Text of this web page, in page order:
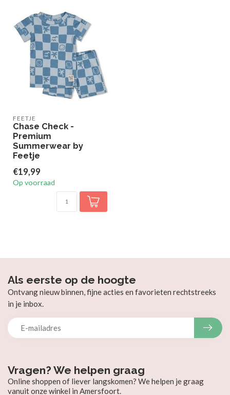
FEETJE
Chase Check -
Premium
Summerwear by
Feetje
€19,99
Op voorraad
Vragen? We helpen graag
Online shoppen of liever langskomen? We helpen je graag
vanuit onze winkel in Amersfoort.
Als eerste op de hoogte
Ontvang nieuw binnen, fijne acties en favorieten rechtstreeks
in je inbox.